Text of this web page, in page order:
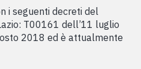
i seguenti decreti del
T00161 dell’11 luglio
2018 ed è attualmente